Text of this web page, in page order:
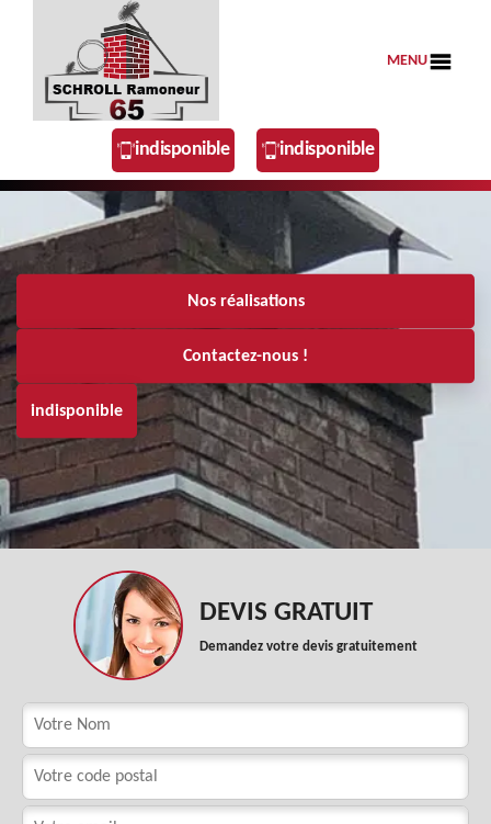
MENU
indisponible indisponible
Nos réalisations
Contactez-nous !
indisponible
DEVIS GRATUIT
Demandez votre devis gratuitement